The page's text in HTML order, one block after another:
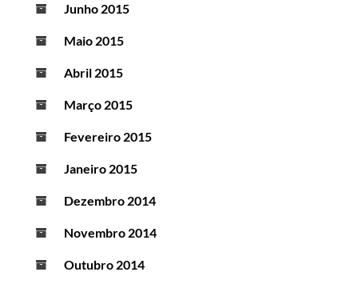
Junho 2015
Maio 2015
Abril 2015
Março 2015
Fevereiro 2015
Janeiro 2015
Dezembro 2014
Novembro 2014
Outubro 2014